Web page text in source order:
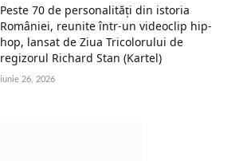
Peste 70 de personalități din istoria
României, reunite într-un videoclip hip-
hop, lansat de Ziua Tricolorului de
regizorul Richard Stan (Kartel)
iunie 26, 2026